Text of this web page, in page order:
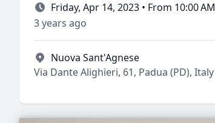
Friday, Apr 14, 2023 • From 10:00 AM
3 years ago
Nuova Sant'Agnese
Via Dante Alighieri, 61, Padua (PD), Italy